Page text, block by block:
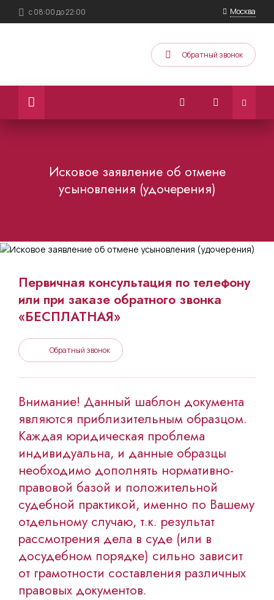
с 08:00 до 22:00 Москва
Обратный звонок
Исковое заявление об отмене
усыновления (удочерения)
Первичная консультация по телефону
или при заказе обратного звонка
«БЕСПЛАТНАЯ»
Обратный звонок
Внимание! Данный шаблон документа
являются приблизительным образцом.
Каждая юридическая проблема
индивидуальна, и данные образцы
необходимо дополнять нормативно-
правовой базой и положительной
судебной практикой, именно по Вашему
отдельному случаю, т.к. результат
рассмотрения дела в суде (или в
досудебном порядке) сильно зависит
от грамотности составления различных
правовых документов.